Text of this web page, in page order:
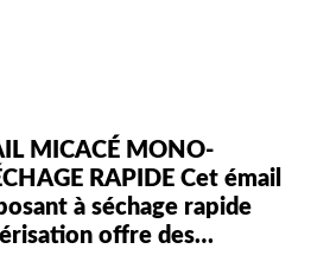
MICACÉ MONO-
RAPIDE Cet émail
à séchage rapide
offre des…